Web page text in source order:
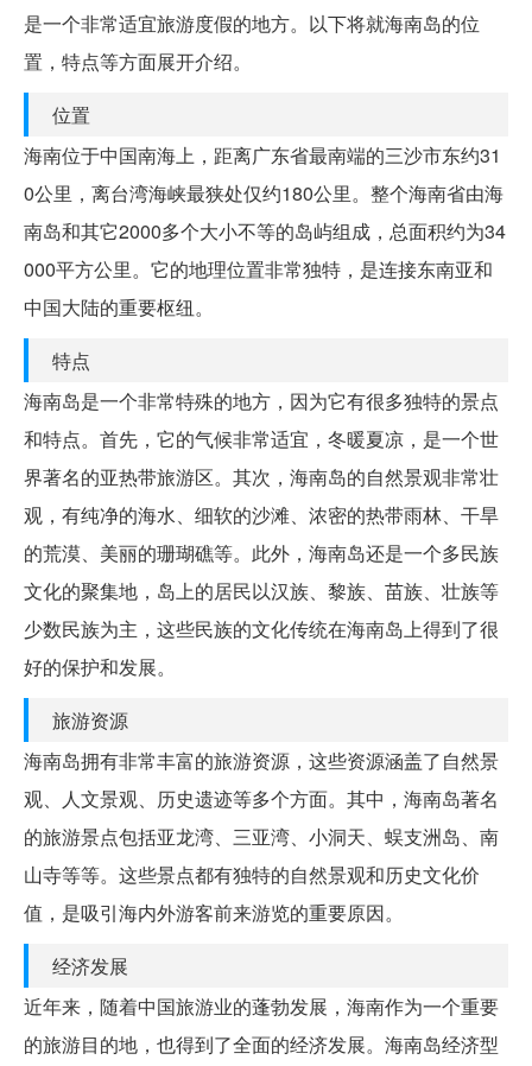
是一个非常适宜旅游度假的地方。以下将就海南岛的位
置，特点等方面展开介绍。
位置
海南位于中国南海上，距离广东省最南端的三沙市东约31
0公里，离台湾海峡最狭处仅约180公里。整个海南省由海
南岛和其它2000多个大小不等的岛屿组成，总面积约为34
000平方公里。它的地理位置非常独特，是连接东南亚和
中国大陆的重要枢纽。
特点
海南岛是一个非常特殊的地方，因为它有很多独特的景点
和特点。首先，它的气候非常适宜，冬暖夏凉，是一个世
界著名的亚热带旅游区。其次，海南岛的自然景观非常壮
观，有纯净的海水、细软的沙滩、浓密的热带雨林、干旱
的荒漠、美丽的珊瑚礁等。此外，海南岛还是一个多民族
文化的聚集地，岛上的居民以汉族、黎族、苗族、壮族等
少数民族为主，这些民族的文化传统在海南岛上得到了很
好的保护和发展。
旅游资源
海南岛拥有非常丰富的旅游资源，这些资源涵盖了自然景
观、人文景观、历史遗迹等多个方面。其中，海南岛著名
的旅游景点包括亚龙湾、三亚湾、小洞天、蜈支洲岛、南
山寺等等。这些景点都有独特的自然景观和历史文化价
值，是吸引海内外游客前来游览的重要原因。
经济发展
近年来，随着中国旅游业的蓬勃发展，海南作为一个重要
的旅游目的地，也得到了全面的经济发展。海南岛经济型